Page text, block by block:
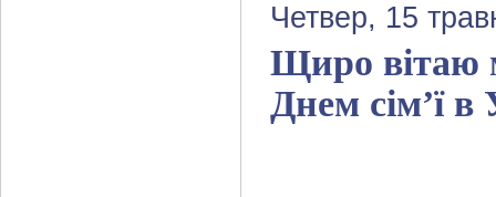
Четвер, 15
Щиро вітаю
Днем сім’ї в